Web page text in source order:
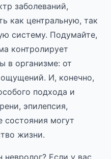
заболеваний,
как центральную, так
систему. Подумайте,
контролирует
в организме: от
И, конечно,
подхода и
эпилепсия,
состояния могут
жизни.
Если у вас